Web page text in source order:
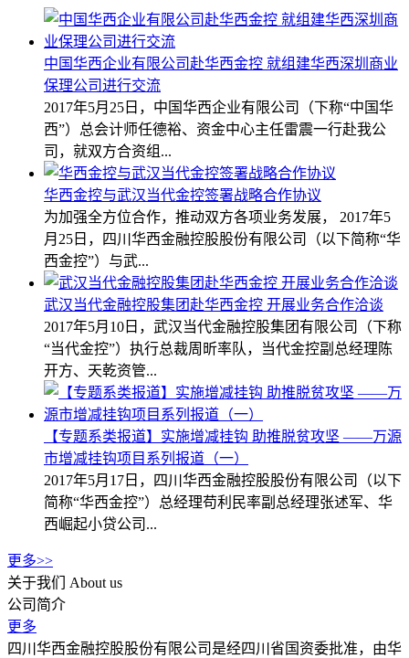
中国华西企业有限公司赴华西金控 就组建华西深圳商业
保理公司进行交流
2017年5月25日，中国华西企业有限公司（下称“中国华
西”）总会计师任德裕、资金中心主任雷震一行赴我公
司，就双方合资组...
华西金控与武汉当代金控签署战略合作协议
为加强全方位合作，推动双方各项业务发展， 2017年5
月25日，四川华西金融控股股份有限公司（以下简称“华
西金控”）与武...
武汉当代金融控股集团赴华西金控 开展业务合作洽谈
2017年5月10日，武汉当代金融控股集团有限公司（下称
“当代金控”）执行总裁周昕率队，当代金控副总经理陈
开方、天乾资管...
【专题系类报道】实施增减挂钩 助推脱贫攻坚 ——万源
市增减挂钩项目系列报道（一）
2017年5月17日，四川华西金融控股股份有限公司（以下
简称“华西金控”）总经理苟利民率副总经理张述军、华
西崛起小贷公司...
更多>>
关于我们
About us
公司简介
更多
四川华西金融控股股份有限公司是经四川省国资委批准，由华